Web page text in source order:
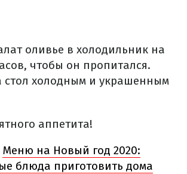
оливье в холодильник на
чтобы он пропитался.
стол холодным и украшенным
аппетита!
Меню на Новый год 2020:
блюда приготовить дома